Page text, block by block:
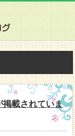
載されていま